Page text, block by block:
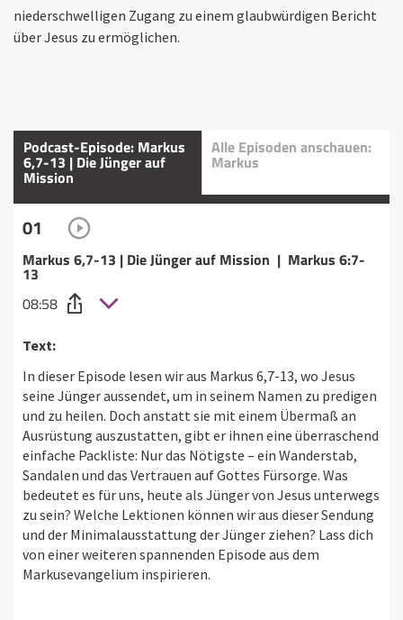
niederschwelligen Zugang zu einem glaubwürdigen Bericht
über Jesus zu ermöglichen.
Podcast-Episode: Markus
6,7-13 | Die Jünger auf
Mission
Alle Episoden anschauen:
Markus
01
Markus 6,7-13 | Die Jünger auf Mission | Markus 6:7-
13
08:58
Text:
In dieser Episode lesen wir aus Markus 6,7-13, wo Jesus
seine Jünger aussendet, um in seinem Namen zu predigen
und zu heilen. Doch anstatt sie mit einem Übermaß an
Ausrüstung auszustatten, gibt er ihnen eine überraschend
einfache Packliste: Nur das Nötigste – ein Wanderstab,
Sandalen und das Vertrauen auf Gottes Fürsorge. Was
bedeutet es für uns, heute als Jünger von Jesus unterwegs
zu sein? Welche Lektionen können wir aus dieser Sendung
und der Minimalausstattung der Jünger ziehen? Lass dich
von einer weiteren spannenden Episode aus dem
Markusevangelium inspirieren.